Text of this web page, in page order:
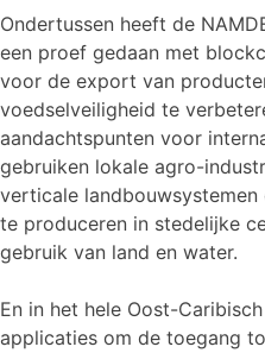
Ondertussen heeft de
een proef gedaan met
voor de export van
voedselveiligheid te
aandachtspunten voor
gebruiken lokale agro-
verticale
te produceren in stedelijke
gebruik van land en water.
En in het hele Oost-
applicaties om de toegang